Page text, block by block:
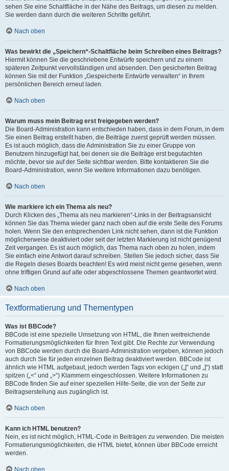
sehen Sie eine Schaltfläche in der Nähe des Beitrags, um diesen zu melden.
Sie werden dann durch die weiteren Schritte geführt.
Nach oben
Was bewirkt die „Speichern“-Schaltfläche beim Schreiben eines Beitrags?
Hiermit können Sie die geschriebene Entwürfe speichern und zu einem
späteren Zeitpunkt vervollständigen und absenden. Den gesicherten Beitrag
können Sie mit der Funktion „Gespeicherte Entwürfe verwalten“ in Ihrem
persönlichen Bereich erneut laden.
Nach oben
Warum muss mein Beitrag erst freigegeben werden?
Die Board-Administration kann entschieden haben, dass in dem Forum, in dem
Sie einen Beitrag erstellt haben, die Beiträge zuerst geprüft werden müssen.
Es ist auch möglich, dass die Administration Sie zu einer Gruppe von
Benutzern hinzugefügt hat, bei denen sie die Beiträge erst begutachten
möchte, bevor sie auf der Seite sichtbar werden. Bitte kontaktieren Sie die
Board-Administration, wenn Sie weitere Informationen dazu benötigen.
Nach oben
Wie markiere ich ein Thema als neu?
Durch Klicken des „Thema als neu markieren“-Links in der Beitragsansicht
können Sie das Thema wieder ganz nach oben auf die erste Seite des Forums
holen. Wenn Sie den entsprechenden Link nicht sehen, dann ist die Funktion
möglicherweise deaktiviert oder seit der letzten Markierung ist nicht genügend
Zeit vergangen. Es ist auch möglich, das Thema nach oben zu holen, indem
Sie einfach eine Antwort darauf schreiben. Stellen Sie jedoch sicher, dass Sie
die Regeln dieses Boards beachten! Es wird meist nicht gerne gesehen, wenn
ohne triftigen Grund auf alte oder abgeschlossene Themen geantwortet wird.
Nach oben
Textformatierung und Thementypen
Was ist BBCode?
BBCode ist eine spezielle Umsetzung von HTML, die Ihnen weitreichende
Formatierungsmöglichkeiten für Ihren Text gibt. Die Rechte zur Verwendung
von BBCode werden durch die Board-Administration vergeben, können jedoch
auch durch Sie für jeden einzelnen Beitrag deaktiviert werden. BBCode ist
ähnlich wie HTML aufgebaut, jedoch werden Tags von eckigen („[“ und „]“) statt
spitzen („<“ und „>“) Klammern eingeschlossen. Weitere Informationen zu
BBCode finden Sie auf einer speziellen Hilfe-Seite, die von der Seite zur
Beitragserstellung aus zugänglich ist.
Nach oben
Kann ich HTML benutzen?
Nein, es ist nicht möglich, HTML-Code in Beiträgen zu verwenden. Die meisten
Formatierungsmöglichkeiten, die HTML bietet, können über BBCode erreicht
werden.
Nach oben